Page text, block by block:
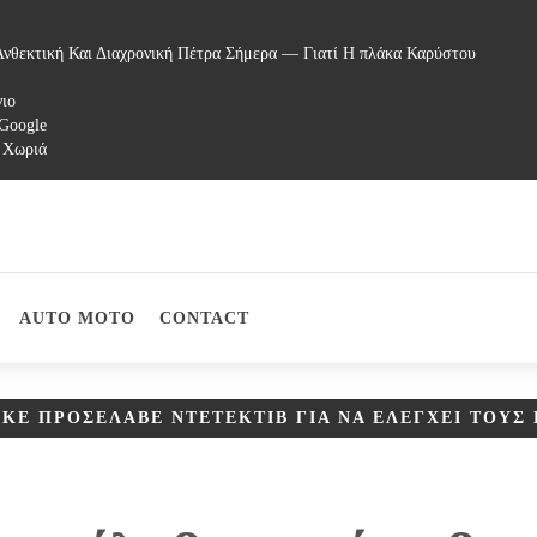
Και Διαχρονική Πέτρα Σήμερα — Γιατί Η πλάκα Καρύστου
AUTO MOTO CONTACT
ΠΡΟΣΈΛΑΒΕ ΝΤΕΤΈΚΤΙΒ ΓΙΑ ΝΑ ΕΛΈΓΧΕΙ ΤΟΥΣ